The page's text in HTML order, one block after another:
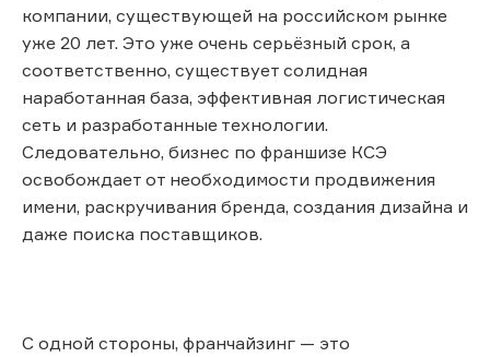
компании, существующей на российском рынке
уже 20 лет. Это уже очень серьёзный срок, а
соответственно, существует солидная
наработанная база, эффективная логистическая
сеть и разработанные технологии.
Следовательно, бизнес по франшизе КСЭ
освобождает от необходимости продвижения
имени, раскручивания бренда, создания дизайна и
даже поиска поставщиков.
С одной стороны, франчайзинг — это